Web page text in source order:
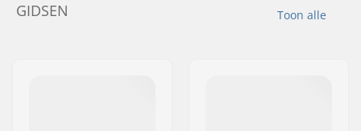
Toon alle
GIDSEN